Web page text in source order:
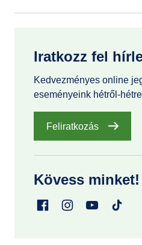
Iratkozz fel
Kedvezményes online
eseményeink hétről-
Feliratkozás
Kövess minket!